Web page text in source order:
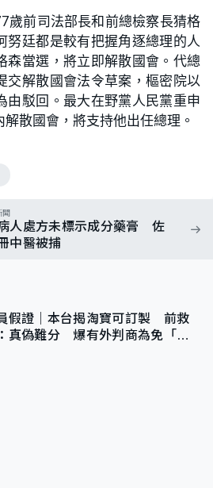
4
歲前司法部長和前總檢察長猜格
努廷都是較有把握角逐總理的人
森當選，將立即解散國會。代總
交解散國會法令草案，樞密院以
由駁回。最大在野黨人民黨重申
散國會，將支持他出任總理。
聞
人處方未標示成分藥膏 佐
中醫被捕
假證｜本台揭淘寶可訂製 前救
真偽難分 爆有外判商為免「封